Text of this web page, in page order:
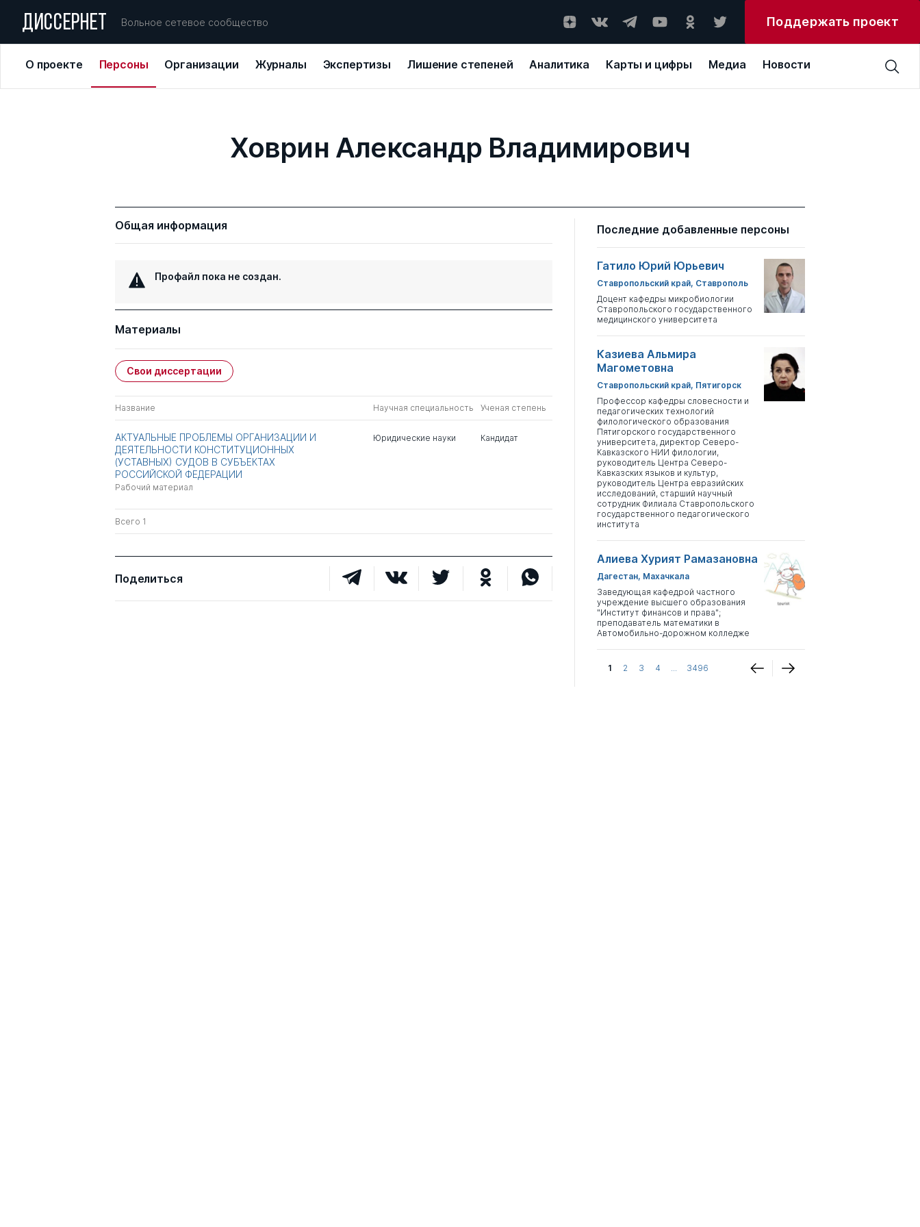
ДИССЕРНЕТ Вольное сетевое сообщество Поддержать проект
О проекте Персоны Организации Журналы Экспертизы Лишение степеней Аналитика Карты и цифры Медиа Новости
Ховрин Александр Владимирович
Общая информация
Профайл пока не создан.
Материалы
Свои диссертации
Название Научная специальность Ученая степень
АКТУАЛЬНЫЕ ПРОБЛЕМЫ ОРГАНИЗАЦИИ И
ДЕЯТЕЛЬНОСТИ КОНСТИТУЦИОННЫХ
(УСТАВНЫХ) СУДОВ В СУБЪЕКТАХ
РОССИЙСКОЙ ФЕДЕРАЦИИ
Рабочий материал
Юридические науки Кандидат
Всего 1
Поделиться
Последние добавленные персоны
Гатило Юрий Юрьевич
Ставропольский край, Ставрополь
Доцент кафедры микробиологии
Ставропольского государственного
медицинского университета
Казиева Альмира
Магометовна
Ставропольский край, Пятигорск
Профессор кафедры словесности и
педагогических технологий
филологического образования
Пятигорского государственного
университета, директор Северо-
Кавказского НИИ филологии,
руководитель Центра Северо-
Кавказских языков и культур,
руководитель Центра евразийских
исследований, старший научный
сотрудник Филиала Ставропольского
государственного педагогического
института
Алиева Хурият Рамазановна
Дагестан, Махачкала
Заведующая кафедрой частного
учреждение высшего образования
"Институт финансов и права";
преподаватель математики в
Автомобильно-дорожном колледже
1 2 3 4 ... 3496